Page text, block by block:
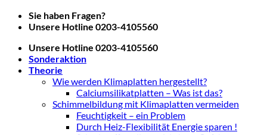
Zum
Inhalt
Sie haben Fragen?
Unsere Hotline 0203-4105560
Unsere Hotline 0203-4105560
Sonderaktion
Theorie
Wie werden Klimaplatten hergestellt?
Calciumsilikatplatten – Was ist das?
Schimmelbildung mit Klimaplatten vermeiden
Feuchtigkeit – ein Problem
Durch Heiz-Flexibilität Energie sparen !